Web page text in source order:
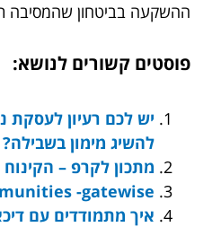
ההשקעה בביטחון שהמסיבה
פוסטים קשורים לנושא:
יש לכם רעיון לעסקת
להשיג מימון בשבילה?
מתכון לקרפ –
-gatewise
איך מתמודדים עם